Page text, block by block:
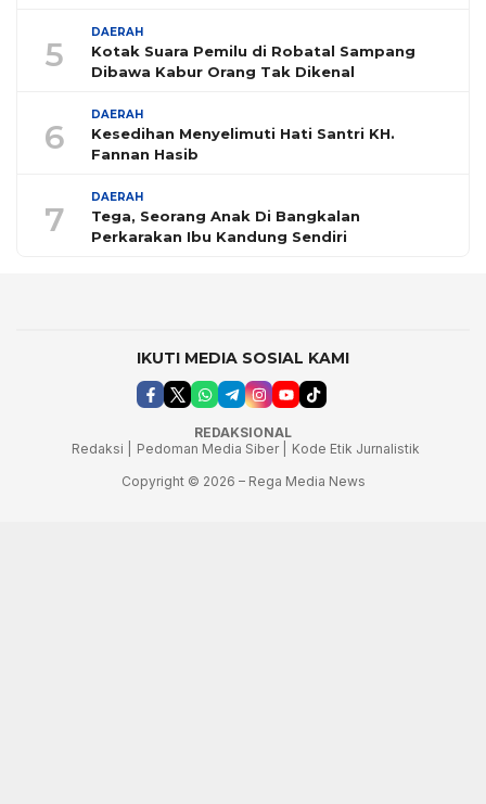
5
DAERAH
Kotak Suara Pemilu di Robatal Sampang
Dibawa Kabur Orang Tak Dikenal
6
DAERAH
Kesedihan Menyelimuti Hati Santri KH.
Fannan Hasib
7
DAERAH
Tega, Seorang Anak Di Bangkalan
Perkarakan Ibu Kandung Sendiri
IKUTI MEDIA SOSIAL KAMI
REDAKSIONAL
Redaksi |
Pedoman Media Siber |
Kode Etik Jurnalistik
Copyright © 2026 – Rega Media News